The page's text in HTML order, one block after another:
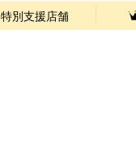
特別支援店舗